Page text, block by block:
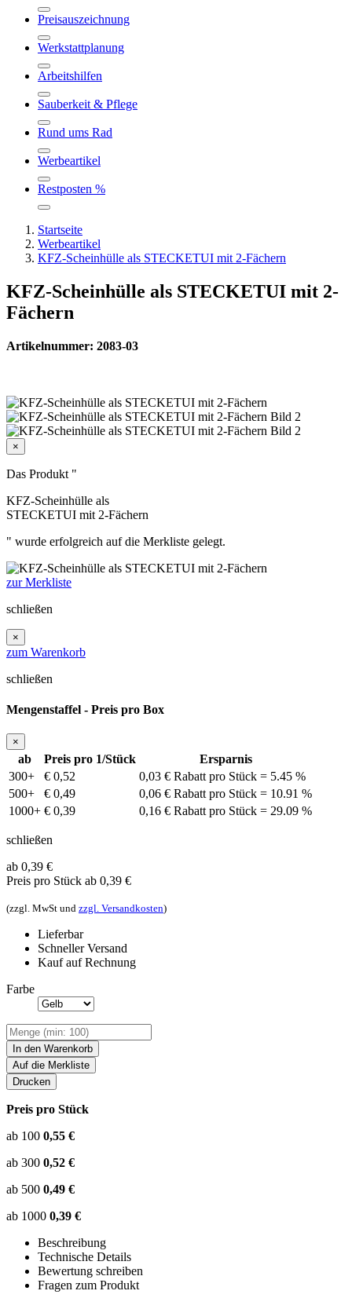
Preisauszeichnung
Werkstattplanung
Arbeitshilfen
Sauberkeit & Pflege
Rund ums Rad
Werbeartikel
Restposten %
Startseite
Werbeartikel
KFZ-Scheinhülle als STECKETUI mit 2-Fächern
KFZ-Scheinhülle als STECKETUI mit 2-
Fächern
Artikelnummer: 2083-03
×
Das Produkt "
KFZ-Scheinhülle als
STECKETUI mit 2-Fächern
" wurde erfolgreich auf die Merkliste gelegt.
zur Merkliste
schließen
×
zum Warenkorb
schließen
Mengenstaffel - Preis pro Box
×
ab Preis pro 1/Stück
Ersparnis
300+
€ 0,52
0,03 € Rabatt pro Stück = 5.45 %
500+
€ 0,49
0,06 € Rabatt pro Stück = 10.91 %
1000+ € 0,39 0,16 € Rabatt pro Stück = 29.09 %
schließen
ab 0,39 €
Preis pro Stück ab 0,39 €
(zzgl. MwSt und zzgl. Versandkosten)
Lieferbar
Schneller Versand
Kauf auf Rechnung
Farbe
In den Warenkorb
Auf die Merkliste
Drucken
Preis pro Stück
ab 100 0,55 €
ab 300 0,52 €
ab 500 0,49 €
ab 1000 0,39 €
Beschreibung
Technische Details
Bewertung schreiben
Fragen zum Produkt